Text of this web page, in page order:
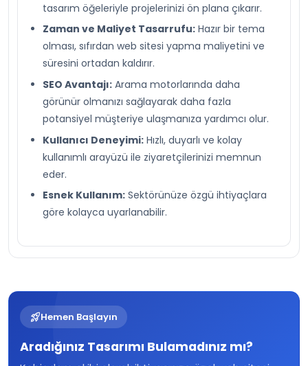
tasarım öğeleriyle projelerinizi ön plana çıkarır.
Zaman ve Maliyet Tasarrufu: Hazır bir tema
olması, sıfırdan web sitesi yapma maliyetini ve
süresini ortadan kaldırır.
SEO Avantajı: Arama motorlarında daha
görünür olmanızı sağlayarak daha fazla
potansiyel müşteriye ulaşmanıza yardımcı olur.
Kullanıcı Deneyimi: Hızlı, duyarlı ve kolay
kullanımlı arayüzü ile ziyaretçilerinizi memnun
eder.
Esnek Kullanım: Sektörünüze özgü ihtiyaçlara
göre kolayca uyarlanabilir.
rocket_launchHemen Başlayın
Aradığınız Tasarımı Bulamadınız mı?